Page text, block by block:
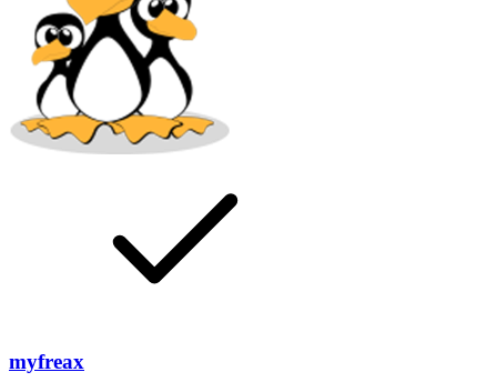
myfreax